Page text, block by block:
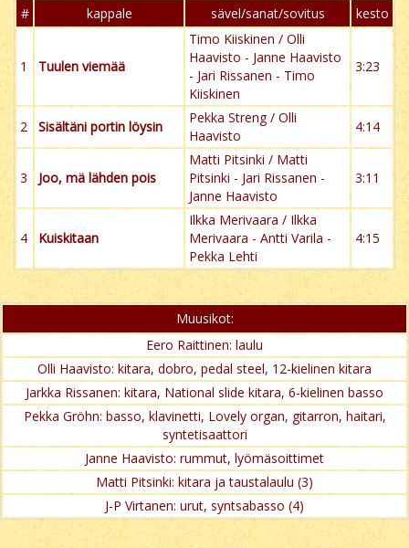
#
kappale sävel/sanat/sovitus kesto
1 Tuulen viemää
Timo Kiiskinen / Olli
Haavisto - Janne Haavisto
- Jari Rissanen - Timo
Kiiskinen
3:23
2 Sisältäni portin löysin
Pekka Streng / Olli
Haavisto
4:14
3 Joo, mä lähden pois
Matti Pitsinki / Matti
Pitsinki - Jari Rissanen -
Janne Haavisto
3:11
4 Kuiskitaan
Ilkka Merivaara / Ilkka
Merivaara - Antti Varila -
Pekka Lehti
4:15
Muusikot:
Eero Raittinen: laulu
Olli Haavisto: kitara, dobro, pedal steel, 12-kielinen kitara
Jarkka Rissanen: kitara, National slide kitara, 6-kielinen basso
Pekka Gröhn: basso, klavinetti, Lovely organ, gitarron, haitari,
syntetisaattori
Janne Haavisto: rummut, lyömäsoittimet
Matti Pitsinki: kitara ja taustalaulu (3)
J-P Virtanen: urut, syntsabasso (4)